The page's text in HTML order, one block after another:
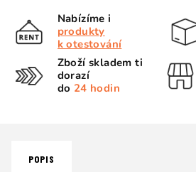
Nabízíme i
produkty
k otestování
Zboží skladem ti
dorazí
do 24 hodin
POPIS